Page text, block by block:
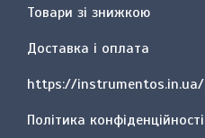
Товари зі знижкою
Доставка і оплата
https://instrumentos.in.ua/
Політика конфіденційності